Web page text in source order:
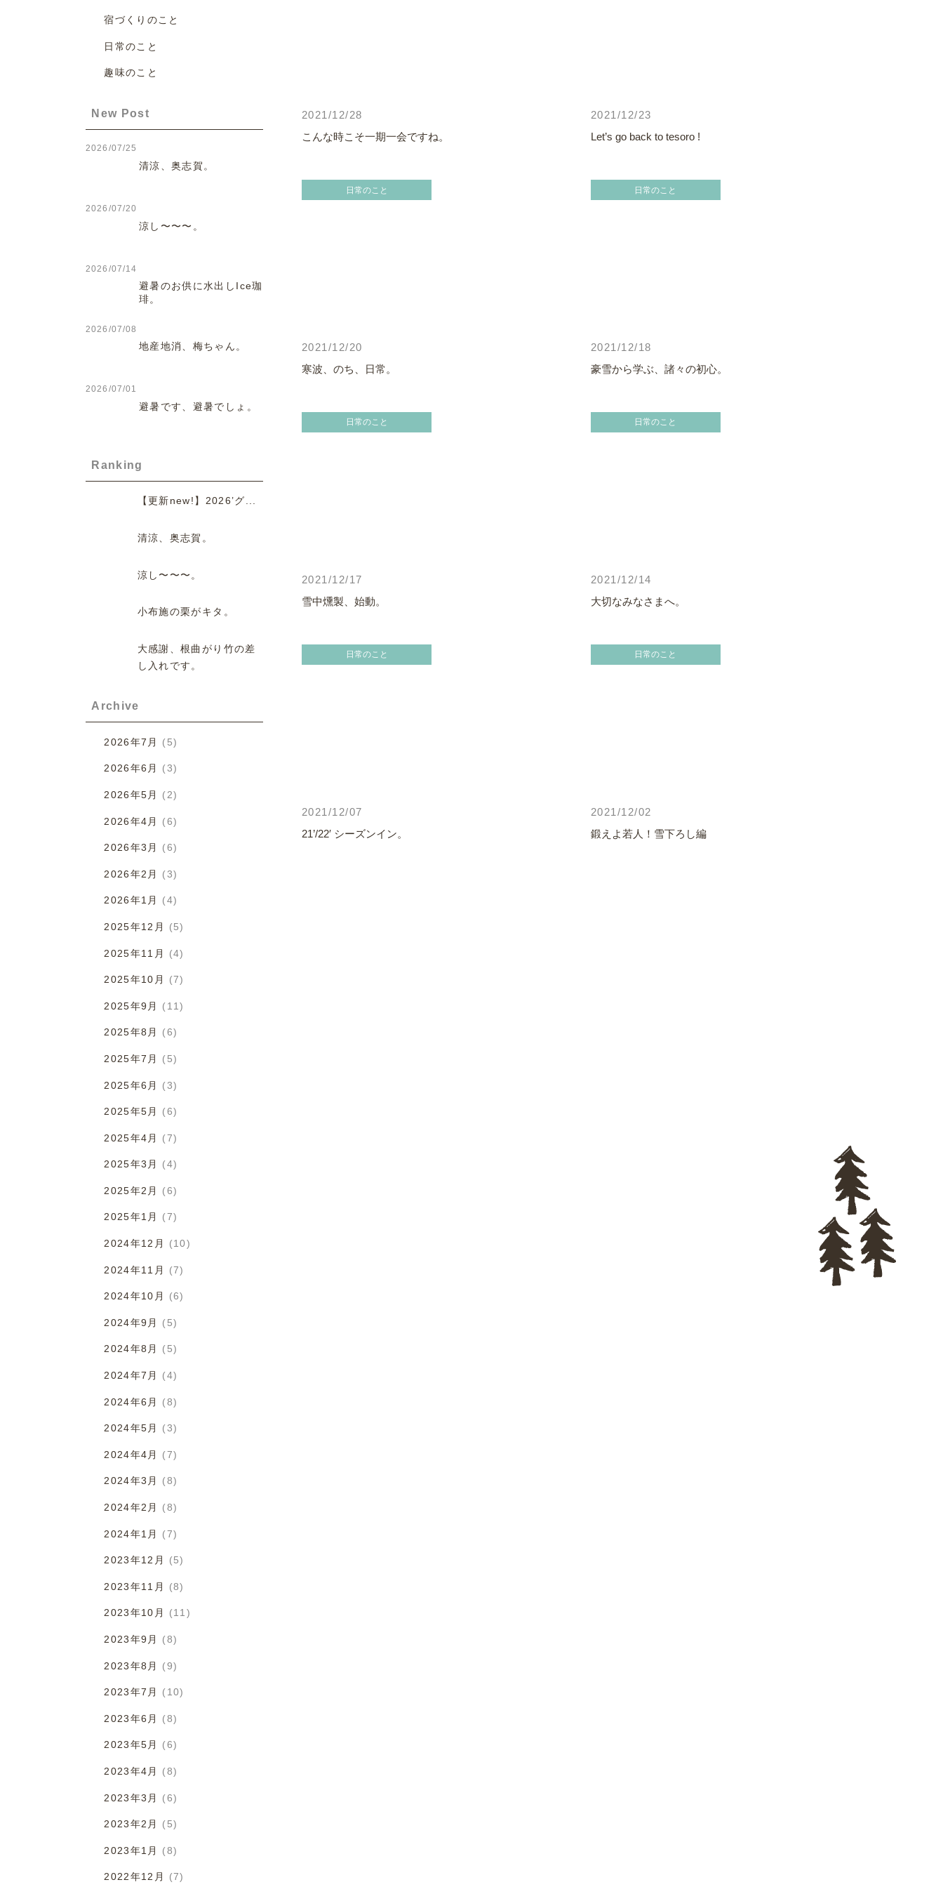
2021/12/28
こんな時こそ一期一会ですね。
2021/12/23
Let’s go back to tesoro !
日常のこと
2021/12/20
寒波、のち、日常。
日常のこと
2021/12/18
豪雪から学ぶ、諸々の初心。
日常のこと
2021/12/17
雪中燻製、始動。
日常のこと
2021/12/14
大切なみなさまへ。
日常のこと
2021/12/07
21’/22′ シーズンイン。
日常のこと
2021/12/02
鍛えよ若人！雪下ろし編
宿づくりのこと
日常のこと
趣味のこと
New Post
2026/07/25
清涼、奥志賀。
2026/07/20
涼し〜〜〜。
2026/07/14
避暑のお供に水出しIce珈
琲。
2026/07/08
地産地消、梅ちゃん。
2026/07/01
避暑です、避暑でしょ。
Ranking
【更新new!】2026’グ...
清涼、奥志賀。
涼し〜〜〜。
小布施の栗がキタ。
大感謝、根曲がり竹の差
し入れです。
Archive
2026年7月 (5)
2026年6月 (3)
2026年5月 (2)
2026年4月 (6)
2026年3月 (6)
2026年2月 (3)
2026年1月 (4)
2025年12月 (5)
2025年11月 (4)
2025年10月 (7)
2025年9月 (11)
2025年8月 (6)
2025年7月 (5)
2025年6月 (3)
2025年5月 (6)
2025年4月 (7)
2025年3月 (4)
2025年2月 (6)
2025年1月 (7)
2024年12月 (10)
2024年11月 (7)
2024年10月 (6)
2024年9月 (5)
2024年8月 (5)
2024年7月 (4)
2024年6月 (8)
2024年5月 (3)
2024年4月 (7)
2024年3月 (8)
2024年2月 (8)
2024年1月 (7)
2023年12月 (5)
2023年11月 (8)
2023年10月 (11)
2023年9月 (8)
2023年8月 (9)
2023年7月 (10)
2023年6月 (8)
2023年5月 (6)
2023年4月 (8)
2023年3月 (6)
2023年2月 (5)
2023年1月 (8)
2022年12月 (7)